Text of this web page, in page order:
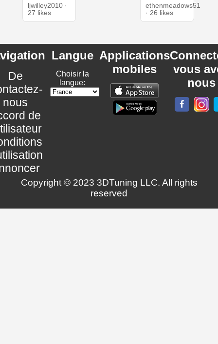
ljwilley2010 ·
27 likes
ethenmeadows51
· 26 likes
De
nous
de
Langue
Choisir la
langue:
Applications
mobiles
vous
nous
Copyright © 2023 3DTuning LLC. All rights
reserved